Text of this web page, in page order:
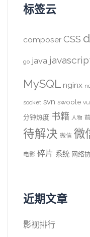
标签云
composer CSS
go java
MySQL nginx
socket svn swoole
分钟热度 书籍 人物
待解决 微信 微
电影 碎片 系统 网络
近期文章
影视排行